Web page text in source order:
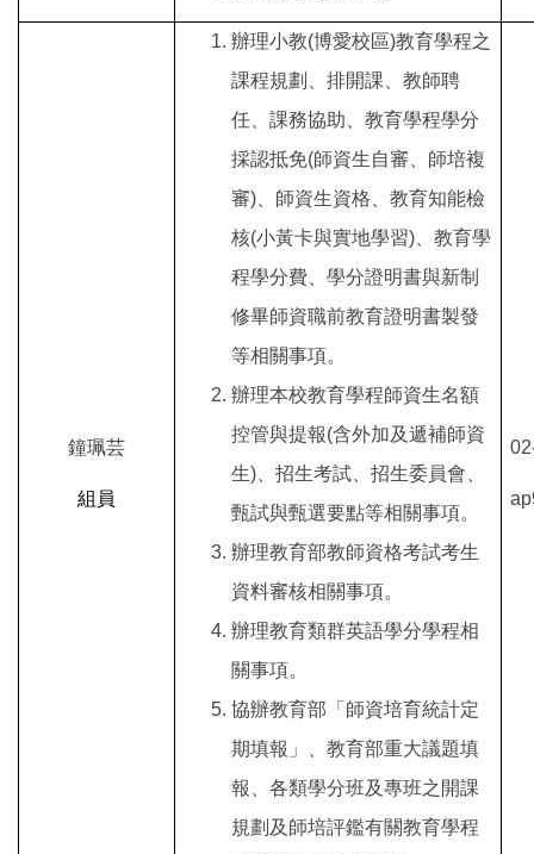
鐘珮芸
組員
辦理小教(博愛校區)教育學程之
課程規劃、排開課、教師聘
任、課務協助、教育學程學分
採認抵免(師資生自審、師培複
審)、師資生資格、教育知能檢
核(小黃卡與實地學習)、教育學
程學分費、學分證明書與新制
修畢師資職前教育證明書製發
等相關事項。
辦理本校教育學程師資生名額
控管與提報(含外加及遞補師資
生)、招生考試、招生委員會、
甄試與甄選要點等相關事項。
辦理教育部教師資格考試考生
資料審核相關事項。
辦理教育類群英語學分學程相
關事項。
協辦教育部「師資培育統計定
期填報」、教育部重大議題填
報、各類學分班及專班之開課
規劃及師培評鑑有關教育學程